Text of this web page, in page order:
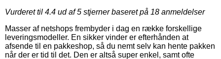
Vurderet til 4.4 ud af 5 stjerner baseret på 18 anmeldelser
Masser af netshops frembyder i dag en række forskellige
leveringsmodeller. En sikker vinder er efterhånden at
afsende til en pakkeshop, så du nemt selv kan hente pakken
når der er tid til det. Den er altså super enkel, samt ofte